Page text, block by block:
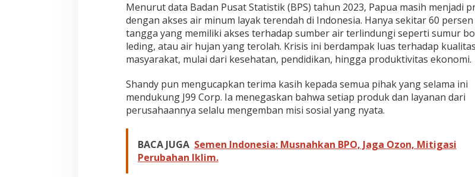
Menurut data Badan Pusat Statistik (BPS) tahun 2023, Papua masih menjadi
dengan akses air minum layak terendah di Indonesia. Hanya sekitar 60
tangga yang memiliki akses terhadap sumber air terlindungi seperti sumur
leding, atau air hujan yang terolah. Krisis ini berdampak luas terhadap
masyarakat, mulai dari kesehatan, pendidikan, hingga produktivitas ekonomi.
Shandy pun mengucapkan terima kasih kepada semua pihak yang selama ini
mendukung J99 Corp. Ia menegaskan bahwa setiap produk dan layanan dari
perusahaannya selalu mengemban misi sosial yang nyata.
BACA JUGA Semen Indonesia: Musnahkan BPO, Jaga Ozon, Mitigasi
Perubahan Iklim.